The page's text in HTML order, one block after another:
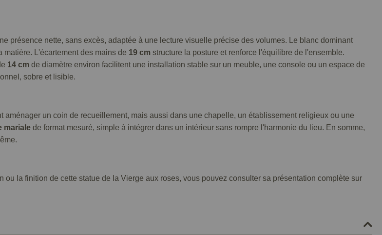
présence nette, sans excès, adaptée à une lecture visuelle précise des volumes. Le blanc dominant
L'écartement des mains de 19 cm structure la posture et renforce l'équilibre de l'ensemble.
14 cm de diamètre environ facilitent une installation stable sur un meuble, une console ou un espace de
sobre et lisible.
un coin de recueillement, mais aussi dans une chapelle, un établissement religieux ou une
mariale de format mesuré, simple à intégrer dans un intérieur sans rompre l'harmonie du lieu. En somme,
la finition de cette statue de la Vierge aux roses, vous pouvez consulter sa présentation complète sur